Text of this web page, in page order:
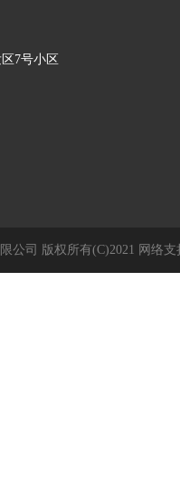
7号小区
公司 版权所有(C)2021 网络支